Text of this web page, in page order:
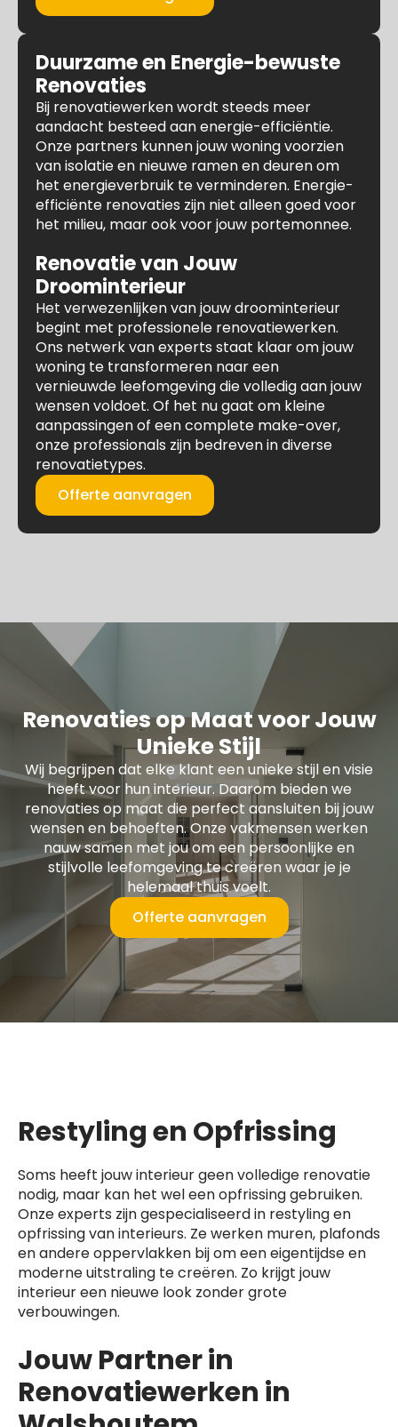
Duurzame en Energie-bewuste
Renovaties
Bij renovatiewerken wordt steeds meer
aandacht besteed aan energie-efficiëntie.
Onze partners kunnen jouw woning voorzien
van isolatie en nieuwe ramen en deuren om
het energieverbruik te verminderen. Energie-
efficiënte renovaties zijn niet alleen goed voor
het milieu, maar ook voor jouw portemonnee.
Renovatie van Jouw
Droominterieur
Het verwezenlijken van jouw droominterieur
begint met professionele renovatiewerken.
Ons netwerk van experts staat klaar om jouw
woning te transformeren naar een
vernieuwde leefomgeving die volledig aan jouw
wensen voldoet. Of het nu gaat om kleine
aanpassingen of een complete make-over,
onze professionals zijn bedreven in diverse
renovatietypes.
Offerte aanvragen
Renovaties op Maat voor Jouw
Unieke Stijl
Wij begrijpen dat elke klant een unieke stijl en visie
heeft voor hun interieur. Daarom bieden we
renovaties op maat die perfect aansluiten bij jouw
wensen en behoeften. Onze vakmensen werken
nauw samen met jou om een persoonlijke en
stijlvolle leefomgeving te creëren waar je je
helemaal thuis voelt.
Offerte aanvragen
Restyling en Opfrissing
Soms heeft jouw interieur geen volledige renovatie
nodig, maar kan het wel een opfrissing gebruiken.
Onze experts zijn gespecialiseerd in restyling en
opfrissing van interieurs. Ze werken muren, plafonds
en andere oppervlakken bij om een eigentijdse en
moderne uitstraling te creëren. Zo krijgt jouw
interieur een nieuwe look zonder grote
verbouwingen.
Jouw Partner in
Renovatiewerken in